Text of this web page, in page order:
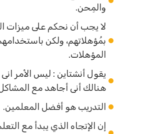
والمِحن.
لا يجب أن نحكم على ميزات
بمُؤهلاتهم، ولكن
المؤهلات.
يقول أنشتاين : ليس الأمر
هنالك أنى أجاهد مع
التدريب هو أفضل المعلمين.
إن الإتجاه الذي يبدأ مع